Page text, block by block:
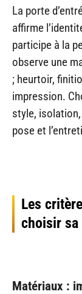
La porte
affirme
participe à la
observe une
; heurtoir,
impression.
style,
pose et
Les
choisir
Matériaux :